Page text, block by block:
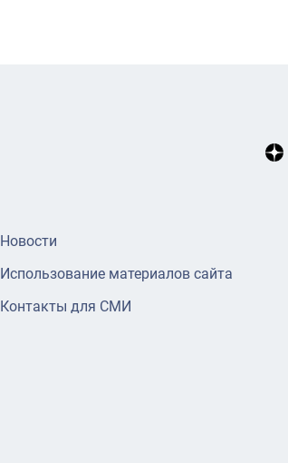
Новости
Использование материалов сайта
Контакты для СМИ